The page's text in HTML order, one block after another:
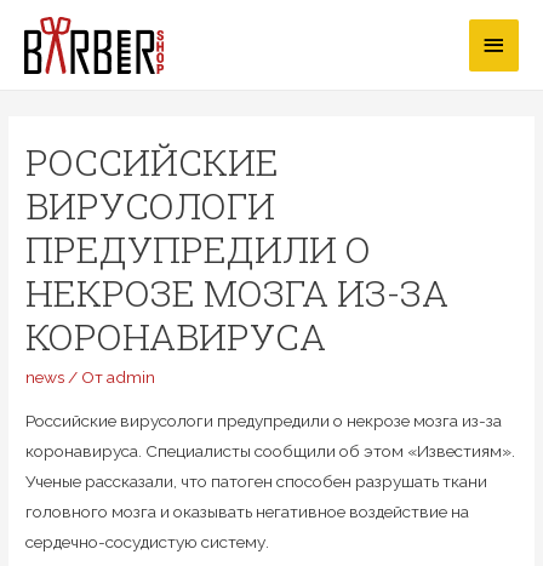
Перейти
содержимому
РОССИЙСКИЕ
ВИРУСОЛОГИ
ПРЕДУПРЕДИЛИ О
НЕКРОЗЕ МОЗГА ИЗ-ЗА
КОРОНАВИРУСА
news/ Отadmin
Российские вирусологи предупредили о некрозе мозга из-за
коронавируса. Специалисты сообщили об этом «Известиям».
Ученые рассказали, что патоген способен разрушать ткани
головного мозга и оказывать негативное воздействие на
сердечно-сосудистую систему.